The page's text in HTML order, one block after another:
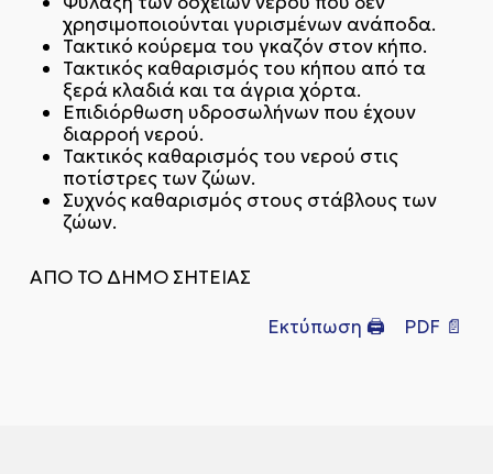
χρησιμοποιούνται γυρισμένων ανάποδα.
Τακτικό κούρεμα του γκαζόν στον κήπο.
Τακτικός καθαρισμός του κήπου από τα
ξερά κλαδιά και τα άγρια χόρτα.
Επιδιόρθωση υδροσωλήνων που έχουν
διαρροή νερού.
Τακτικός καθαρισμός του νερού στις
ποτίστρες των ζώων.
Συχνός καθαρισμός στους στάβλους των
ζώων.
ΑΠΟ ΤΟ ΔΗΜΟ ΣΗΤΕΙΑΣ
Εκτύπωση 🖨 PDF 📄